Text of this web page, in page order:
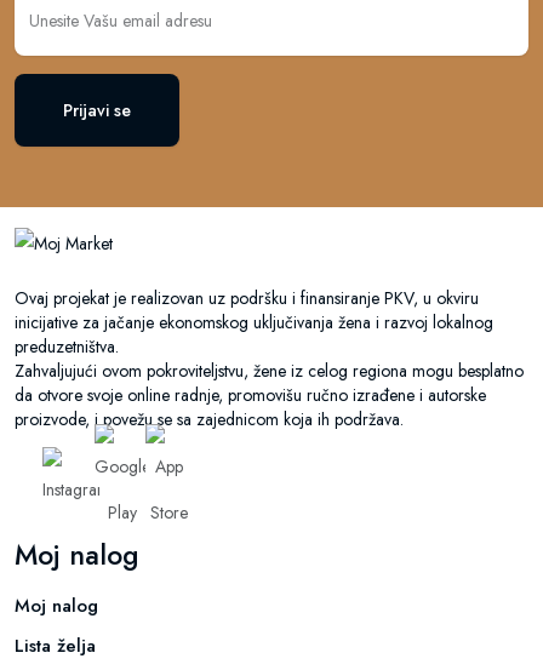
Prijavi se
Ovaj projekat je realizovan uz podršku i finansiranje PKV, u okviru
inicijative za jačanje ekonomskog uključivanja žena i razvoj lokalnog
preduzetništva.
Zahvaljujući ovom pokroviteljstvu, žene iz celog regiona mogu besplatno
da otvore svoje online radnje, promovišu ručno izrađene i autorske
proizvode, i povežu se sa zajednicom koja ih podržava.
Moj nalog
Moj nalog
Lista želja